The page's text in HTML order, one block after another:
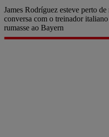
James Rodríguez esteve perto
conversa com o treinador
rumasse ao Bayern